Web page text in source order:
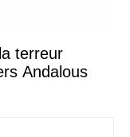
terreur
Andalous